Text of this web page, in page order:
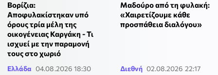
Βορίζια:
Αποφυλακίστηκαν υπό
όρους τρία μέλη της
οικογένειας Καργάκη - Τι
ισχυεί με την παραμονή
τους στο χωριό
Ελλάδα 04.08.2026 18:30
Μαδούρο από τη φυλακή:
«Χαιρετίζουμε κάθε
προσπάθεια διαλόγου»
Διεθνή 02.08.2026 22:17